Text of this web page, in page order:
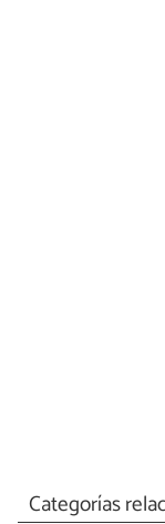
Categorías